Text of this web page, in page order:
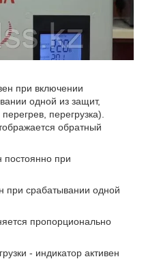
при включении
одной из защит,
перегрузка).
обратный
постоянно при
при срабатывании одной
пропорционально
- индикатор активен